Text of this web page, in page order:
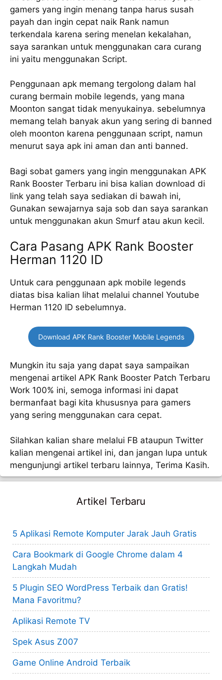
gamers yang ingin menang tanpa harus susah
payah dan ingin cepat naik Rank namun
terkendala karena sering menelan kekalahan,
saya sarankan untuk menggunakan cara curang
ini yaitu menggunakan Script.
Penggunaan apk memang tergolong dalam hal
curang bermain mobile legends, yang mana
Moonton sangat tidak menyukainya. sebelumnya
memang telah banyak akun yang sering di banned
oleh moonton karena penggunaan script, namun
menurut saya apk ini aman dan anti banned.
Bagi sobat gamers yang ingin menggunakan APK
Rank Booster Terbaru ini bisa kalian download di
link yang telah saya sediakan di bawah ini,
Gunakan sewajarnya saja sob dan saya sarankan
untuk menggunakan akun Smurf atau akun kecil.
Cara Pasang APK Rank Booster
Herman 1120 ID
Untuk cara penggunaan apk mobile legends
diatas bisa kalian lihat melalui channel Youtube
Herman 1120 ID sebelumnya.
Download APK Rank Booster Mobile Legends
Mungkin itu saja yang dapat saya sampaikan
mengenai artikel APK Rank Booster Patch Terbaru
Work 100% ini, semoga informasi ini dapat
bermanfaat bagi kita khususnya para gamers
yang sering menggunakan cara cepat.
Silahkan kalian share melalui FB ataupun Twitter
kalian mengenai artikel ini, dan jangan lupa untuk
mengunjungi artikel terbaru lainnya, Terima Kasih.
Artikel Terbaru
5 Aplikasi Remote Komputer Jarak Jauh Gratis
Cara Bookmark di Google Chrome dalam 4
Langkah Mudah
5 Plugin SEO WordPress Terbaik dan Gratis!
Mana Favoritmu?
Aplikasi Remote TV
Spek Asus Z007
Game Online Android Terbaik